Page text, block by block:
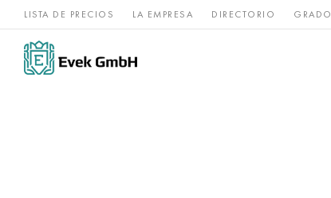
LISTA DE PRECIOS LA EMPRESA DIRECTORIO GRADO
Aleaciones de
níquel
acero